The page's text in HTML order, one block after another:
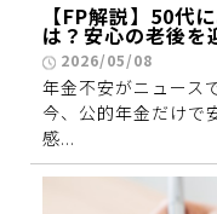
【FP解説】50代
は？安心の老後を
2026/05/08
年金不安がニュース
今、公的年金だけで
感...